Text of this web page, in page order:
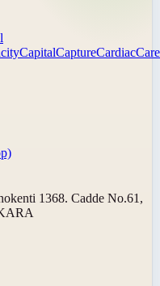
CapitalCaptureCardiacCare
1368. Cadde No.61,